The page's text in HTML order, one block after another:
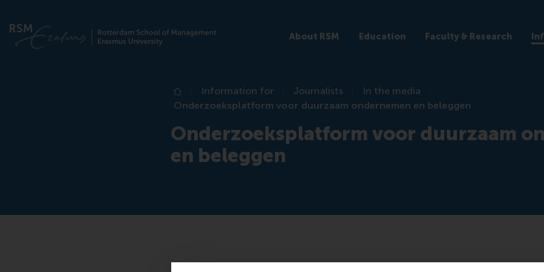
About RSM Education Faculty & Research
Home
Information for Journalists
In the media
Onderzoeksplatform voor duurzaam ondernemen en beleggen
Onderzoeksplatform voor duurzaam
en beleggen